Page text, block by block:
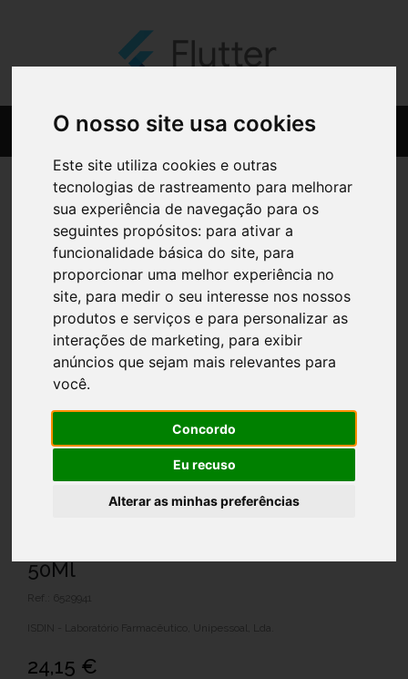
O nosso site usa cookies
Este site utiliza cookies e outras
tecnologias de rastreamento para melhorar
sua experiência de navegação para os
seguintes propósitos: para ativar a
funcionalidade básica do site, para
proporcionar uma melhor experiência no
site, para medir o seu interesse nos nossos
produtos e serviços e para personalizar as
interações de marketing, para exibir
anúncios que sejam mais relevantes para
você.
Concordo
Eu recuso
Alterar as minhas preferências
50Ml
Ref.: 6529941
ISDIN - Laboratório Farmacêutico, Unipessoal, Lda.
24,15 €